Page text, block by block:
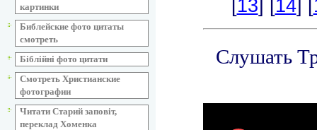
картинки
Библейские фото цитаты
смотреть
Біблійні фото цитати
Смотреть Христианские
фотографии
Читати Старий заповіт,
переклад Хоменка